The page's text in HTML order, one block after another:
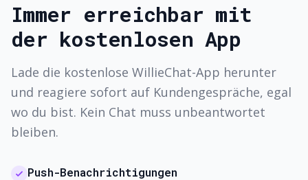
Immer erreichbar mit
der kostenlosen App
Lade die kostenlose WillieChat-App herunter
und reagiere sofort auf Kundengespräche, egal
wo du bist. Kein Chat muss unbeantwortet
bleiben.
Push-Benachrichtigungen